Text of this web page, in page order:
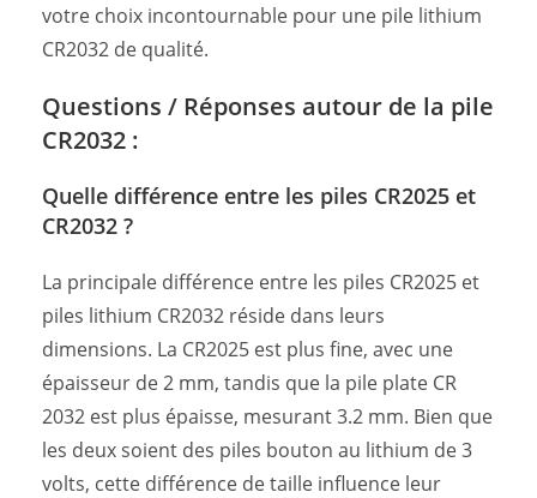
votre choix incontournable pour une pile lithium
CR2032 de qualité.
Questions / Réponses autour de la pile
CR2032 :
Quelle différence entre les piles CR2025 et
CR2032 ?
La principale différence entre les piles CR2025 et
piles lithium CR2032 réside dans leurs
dimensions. La CR2025 est plus fine, avec une
épaisseur de 2 mm, tandis que la pile plate CR
2032 est plus épaisse, mesurant 3.2 mm. Bien que
les deux soient des piles bouton au lithium de 3
volts, cette différence de taille influence leur